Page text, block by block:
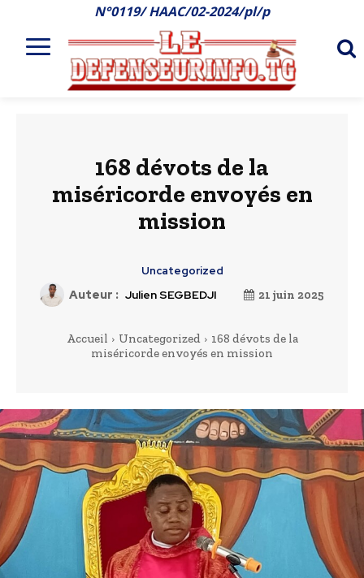
N°0119/ HAAC/02-2024/pl/p
168 dévots de la
miséricorde envoyés en
mission
Uncategorized
Auteur : Julien SEGBEDJI 21 juin 2025
Accueil Uncategorized
168 dévots de la
miséricorde envoyés en mission